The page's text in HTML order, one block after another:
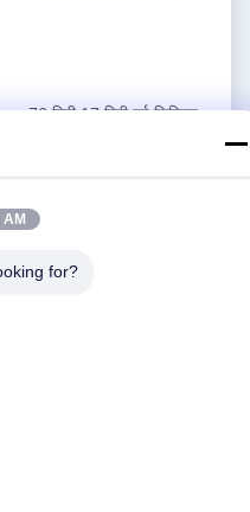
76 मिमी 17 मिमी पूर्व चित्रित
for?